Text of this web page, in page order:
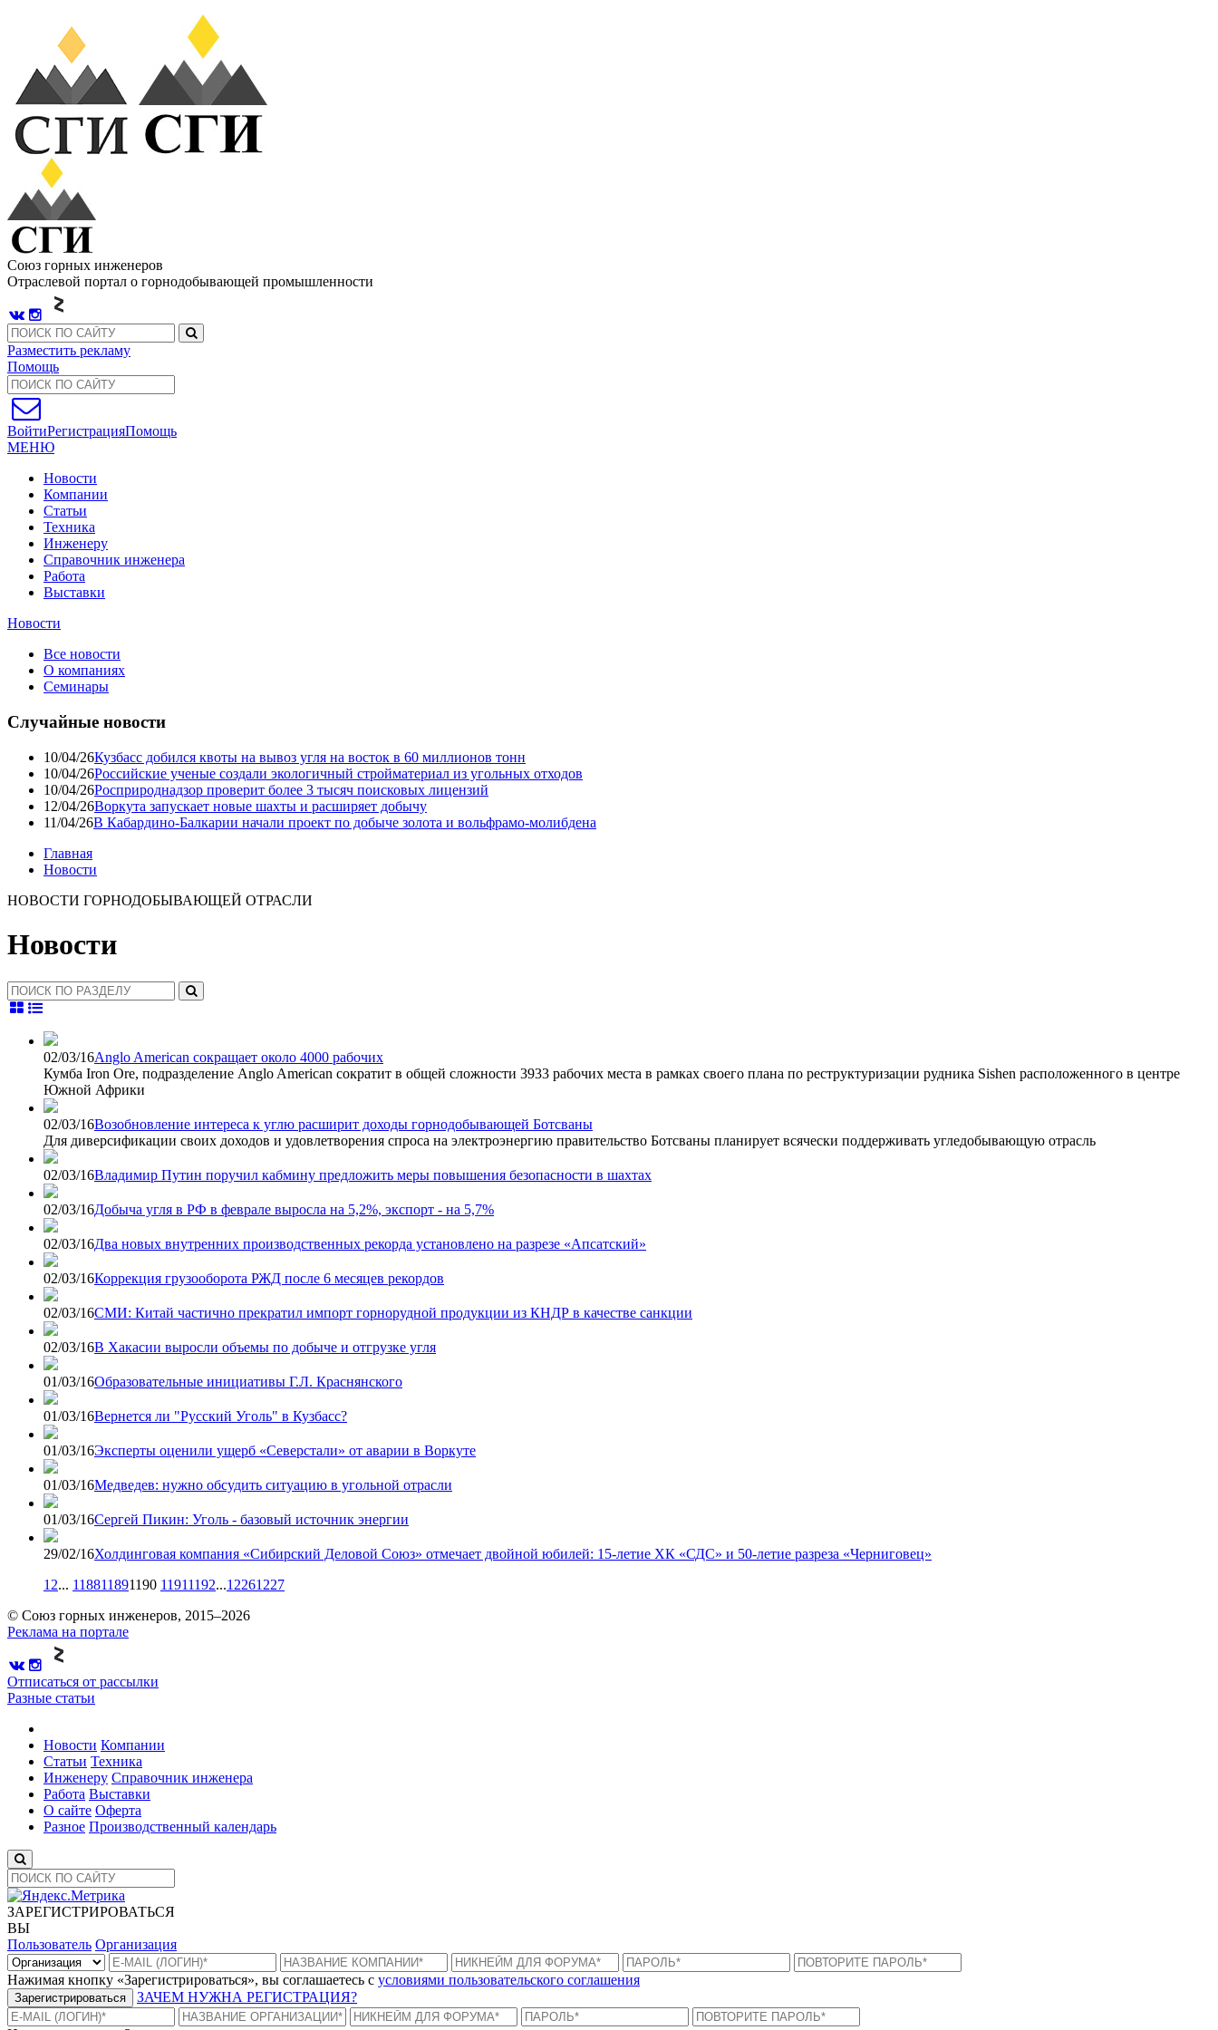
Союз горных инженеров
Отраслевой портал о горнодобывающей промышленности
Разместить рекламу
Помощь
ВойтиРегистрацияПомощь
МЕНЮ
Новости
Компании
Статьи
Техника
Инженеру
Справочник инженера
Работа
Выставки
Новости
Все новости
О компаниях
Семинары
Случайные новости
10/04/26Кузбасс добился квоты на вывоз угля на восток в 60 миллионов тонн
10/04/26Российские ученые создали экологичный стройматериал из угольных отходов
10/04/26Росприроднадзор проверит более 3 тысяч поисковых лицензий
12/04/26Воркута запускает новые шахты и расширяет добычу
11/04/26В Кабардино-Балкарии начали проект по добыче золота и вольфрамо-молибдена
Главная
Новости
НОВОСТИ ГОРНОДОБЫВАЮЩЕЙ ОТРАСЛИ
Новости
02/03/16Anglo American сокращает около 4000 рабочих
Кумба Iron Ore, подразделение Anglo American сократит в общей сложности 3933 рабочих места в рамках своего плана по реструктуризации рудника Sishen расположенного в центре
Южной Африки
02/03/16Возобновление интереса к углю расширит доходы горнодобывающей Ботсваны
Для диверсификации своих доходов и удовлетворения спроса на электроэнергию правительство Ботсваны планирует всячески поддерживать угледобывающую отрасль
02/03/16Владимир Путин поручил кабмину предложить меры повышения безопасности в шахтах
02/03/16Добыча угля в РФ в феврале выросла на 5,2%, экспорт - на 5,7%
02/03/16Два новых внутренних производственных рекорда установлено на разрезе «Апсатский»
02/03/16Коррекция грузооборота РЖД после 6 месяцев рекордов
02/03/16СМИ: Китай частично прекратил импорт горнорудной продукции из КНДР в качестве санкции
02/03/16В Хакасии выросли объемы по добыче и отгрузке угля
01/03/16Образовательные инициативы Г.Л. Краснянского
01/03/16Вернется ли "Русский Уголь" в Кузбасс?
01/03/16Эксперты оценили ущерб «Северстали» от аварии в Воркуте
01/03/16Медведев: нужно обсудить ситуацию в угольной отрасли
01/03/16Сергей Пикин: Уголь - базовый источник энергии
29/02/16Холдинговая компания «Сибирский Деловой Союз» отмечает двойной юбилей: 15-летие ХК «СДС» и 50-летие разреза «Черниговец»
1 2... 118811891190 11911192...12261227
© Союз горных инженеров, 2015–2026
Реклама на портале
Отписаться от рассылки
Разные статьи
Новости Компании
Статьи Техника
Инженеру Справочник инженера
Работа Выставки
О сайте Оферта
Разное Производственный календарь
ЗАРЕГИСТРИРОВАТЬСЯ
ВЫ
Пользователь Организация
Нажимая кнопку «Зарегистрироваться», вы соглашаетесь с условиями пользовательского соглашения
Зарегистрироваться ЗАЧЕМ НУЖНА РЕГИСТРАЦИЯ?